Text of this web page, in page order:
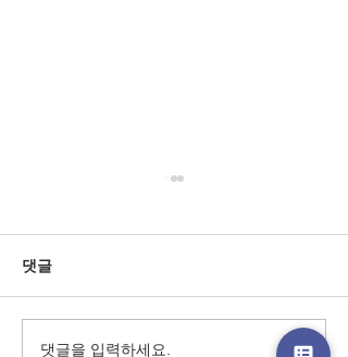
댓글
댓글을 입력하세요.